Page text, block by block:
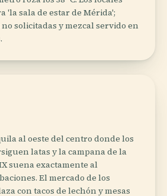
'la sala de estar de Mérida';
solicitadas y mezcal servido en
al oeste del centro donde los
latas y la campana de la
suena exactamente al
El mercado de los
con tacos de lechón y mesas